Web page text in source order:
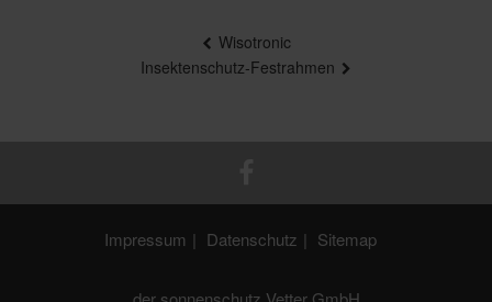
Wisotronic
Insektenschutz-Festrahmen
Impressum Datenschutz Sitemap